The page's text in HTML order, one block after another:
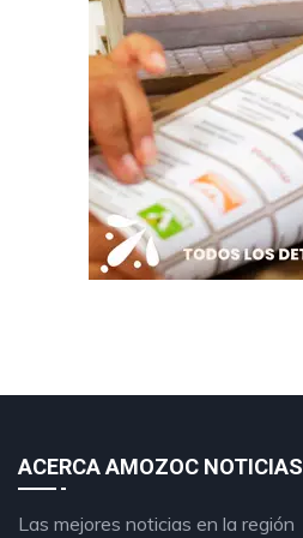
ACERCA AMOZOC NOTICIAS
Las mejores noticias en la región